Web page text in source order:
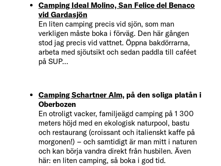
Camping Ideal Molino, San Felice del Benaco
vid Gardasjön
En liten camping precis vid sjön, som man
verkligen måste boka i förväg. Den här gången
stod jag precis vid vattnet. Öppna bakdörrarna,
arbeta med sjöutsikt och sedan paddla till caféet
på SUP…
Camping Schartner Alm, på den soliga platån i
Oberbozen
En otroligt vacker, familjeägd camping på 1 300
meters höjd med en ekologisk naturpool, bastu
och restaurang (croissant och italienskt kaffe på
morgonen!) – och samtidigt är man mitt i naturen
och kan börja vandra direkt från husbilen. Även
här: en liten camping, så boka i god tid.